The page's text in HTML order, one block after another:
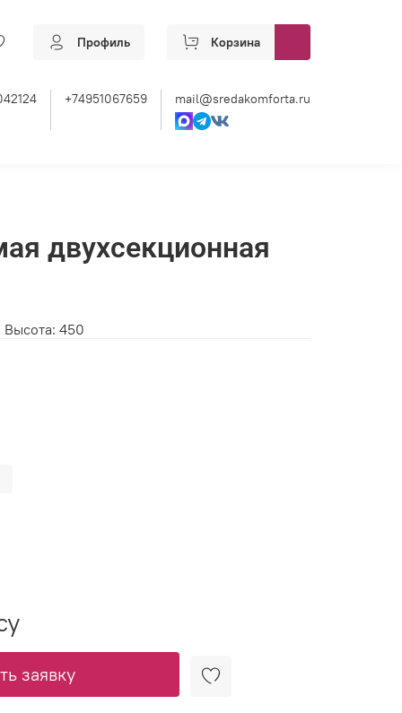
Профиль Корзина
+74951067659 mail@sredakomforta.ru
двухсекционная
заявку
450